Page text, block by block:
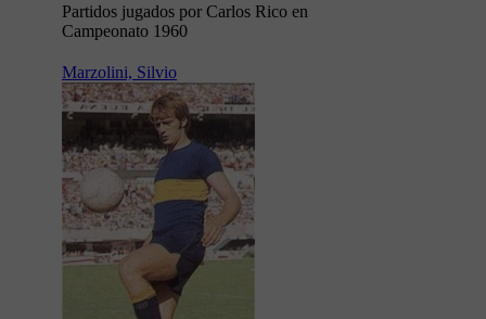
Partidos jugados por Carlos Rico en
Campeonato 1960
Marzolini, Silvio